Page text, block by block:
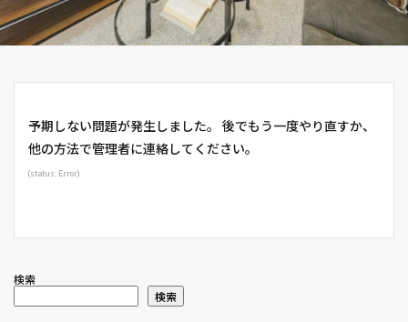
予期しない問題が発生しました。 後でもう一度やり直すか、
他の方法で管理者に連絡してください。
(status: Error)
検索
検索